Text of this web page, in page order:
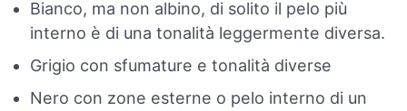
Bianco, ma non albino, di solito il pelo più
interno è di una tonalità leggermente diversa.
Grigio con sfumature e tonalità diverse
Nero con zone esterne o pelo interno di un